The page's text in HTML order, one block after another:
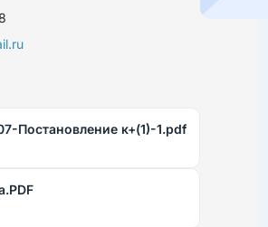
Постановление к+(1)-1.pdf